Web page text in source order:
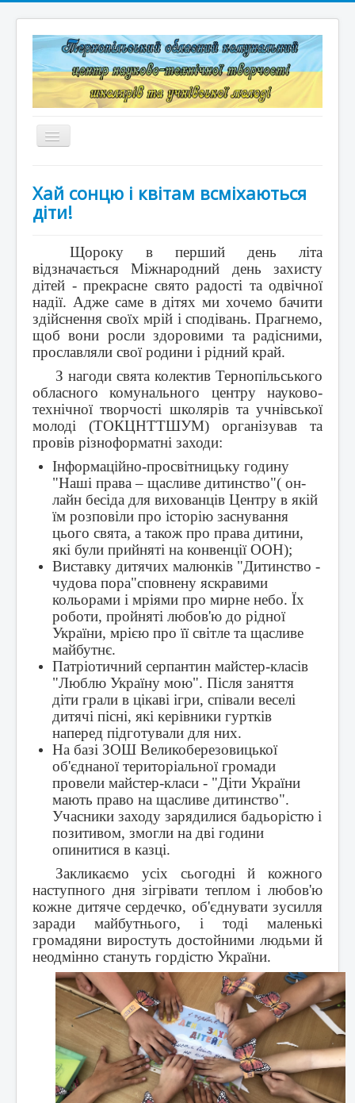
Перемикач
навігації
Структура
Конкурси та змагання
Корисні лінки
Дистанційне навчання
Контакти
Хай сонцю і квітам всміхаються
діти!
Щороку в перший день літа
відзначається Міжнародний день захисту
дітей - прекрасне свято радості та одвічної
надії. Адже саме в дітях ми хочемо бачити
здійснення своїх мрій і сподівань. Прагнемо,
щоб вони росли здоровими та радісними,
прославляли свої родини і рідний край.
З нагоди свята колектив Тернопільського
обласного комунального центру науково-
технічної творчості школярів та учнівської
молоді (ТОКЦНТТШУМ) організував та
провів різноформатні заходи:
Інформаційно-просвітницьку годину
"Наші права – щасливе дитинство"( он-
лайн бесіда для вихованців Центру в якій
їм розповіли про історію заснування
цього свята, а також про права дитини,
які були прийняті на конвенції ООН);
Виставку дитячих малюнків "Дитинство -
чудова пора"сповнену яскравими
кольорами і мріями про мирне небо. Їх
роботи, пройняті любов'ю до рідної
України, мрією про її світле та щасливе
майбутнє.
Патріотичний серпантин майстер-класів
"Люблю Україну мою". Після заняття
діти грали в цікаві ігри, співали веселі
дитячі пісні, які керівники гуртків
наперед підготували для них.
На базі ЗОШ Великоберезовицької
об'єднаної територіальної громади
провели майстер-класи - "Діти України
мають право на щасливе дитинство".
Учасники заходу зарядилися бадьорістю і
позитивом, змогли на дві години
опинитися в казці.
Закликаємо усіх сьогодні й кожного
наступного дня зігрівати теплом і любов'ю
кожне дитяче сердечко, об'єднувати зусилля
заради майбутнього, і тоді маленькі
громадяни виростуть достойними людьми й
неодмінно стануть гордістю України.